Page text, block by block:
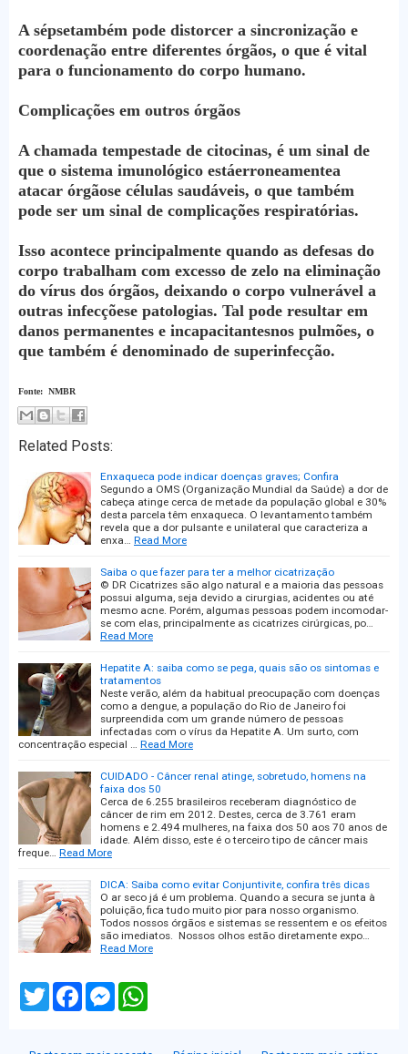
A sépsetambém pode distorcer a sincronização e
coordenação entre diferentes órgãos, o que é vital
para o funcionamento do corpo humano.
Complicações em outros órgãos
A chamada tempestade de citocinas, é um sinal de
que o sistema imunológico estáerroneamentea
atacar órgãose células saudáveis, o que também
pode ser um sinal de complicações respiratórias.
Isso acontece principalmente quando as defesas do
corpo trabalham com excesso de zelo na eliminação
do vírus dos órgãos, deixando o corpo vulnerável a
outras infecçõese patologias. Tal pode resultar em
danos permanentes e incapacitantesnos pulmões, o
que também é denominado de superinfecção.
Fonte: NMBR
Related Posts:
Enxaqueca pode indicar doenças graves; Confira
Segundo a OMS (Organização Mundial da Saúde) a dor de
cabeça atinge cerca de metade da população global e 30%
desta parcela têm enxaqueca. O levantamento também
revela que a dor pulsante e unilateral que caracteriza a
enxa… Read More
Saiba o que fazer para ter a melhor cicatrização
© DR Cicatrizes são algo natural e a maioria das pessoas
possui alguma, seja devido a cirurgias, acidentes ou até
mesmo acne. Porém, algumas pessoas podem incomodar-
se com elas, principalmente as cicatrizes cirúrgicas, po…
Read More
Hepatite A: saiba como se pega, quais são os sintomas e
tratamentos
Neste verão, além da habitual preocupação com doenças
como a dengue, a população do Rio de Janeiro foi
surpreendida com um grande número de pessoas
infectadas com o vírus da Hepatite A. Um surto, com
concentração especial … Read More
CUIDADO - Câncer renal atinge, sobretudo, homens na
faixa dos 50
Cerca de 6.255 brasileiros receberam diagnóstico de
câncer de rim em 2012. Destes, cerca de 3.761 eram
homens e 2.494 mulheres, na faixa dos 50 aos 70 anos de
idade. Além disso, este é o terceiro tipo de câncer mais
freque… Read More
DICA: Saiba como evitar Conjuntivite, confira três dicas
O ar seco já é um problema. Quando a secura se junta à
poluição, fica tudo muito pior para nosso organismo.
Todos nossos órgãos e sistemas se ressentem e os efeitos
são imediatos. Nossos olhos estão diretamente expo…
Read More
T
w
F
M